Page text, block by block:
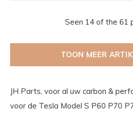
Seen 14 of the 61
TOON MEER
JH Parts, voor al uw carbon &
voor de Tesla Model S P60 P70